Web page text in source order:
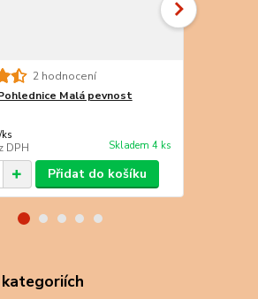
2 hodnocení
Malá pevnost
ks
DPH Skladem 4 ks
Přidat do košíku